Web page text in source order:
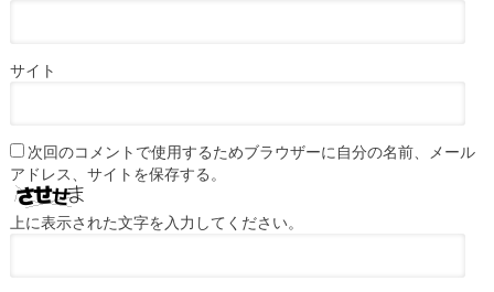
サイト
次回のコメントで使用するためブラウザーに自分の名前、メール
アドレス、サイトを保存する。
上に表示された文字を入力してください。